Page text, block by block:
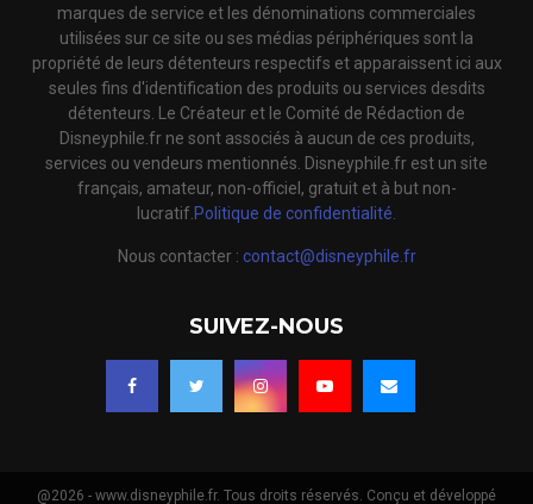
marques de service et les dénominations commerciales
utilisées sur ce site ou ses médias périphériques sont la
propriété de leurs détenteurs respectifs et apparaissent ici aux
seules fins d'identification des produits ou services desdits
détenteurs. Le Créateur et le Comité de Rédaction de
Disneyphile.fr ne sont associés à aucun de ces produits,
services ou vendeurs mentionnés. Disneyphile.fr est un site
français, amateur, non-officiel, gratuit et à but non-
lucratif.Politique de confidentialité.
Nous contacter : contact@disneyphile.fr
SUIVEZ-NOUS
@2026 - www.disneyphile.fr. Tous droits réservés. Conçu et développé